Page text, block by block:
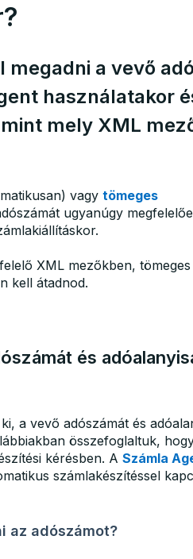
a vevő
használatakor
mely XML
vagy tömeges
ugyanúgy
XML mezőkben,
kell átadnod.
és
a vevő adószámát és
összefoglaltuk,
kérésben. A Számla
számlakészítéssel
az adószámot?